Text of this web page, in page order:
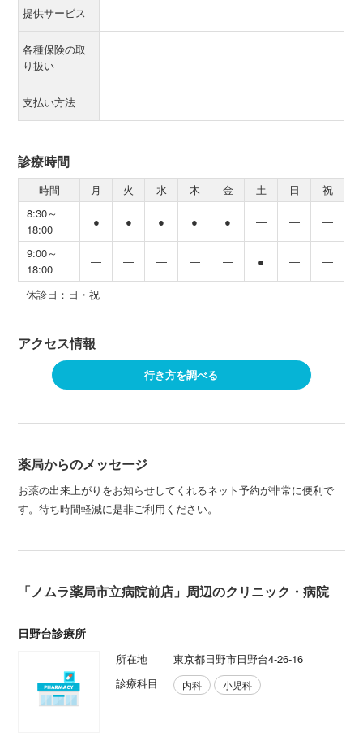
提供サービス
各種保険の取
り扱い
支払い方法
診療時間
時間 月 火 水 木 金 土 日
祝
8:30～
18:00
● ● ● ● ● ― ― ―
9:00～
18:00
― ― ― ― ― ● ― ―
休診日：日・祝
アクセス情報
行き方を調べる
薬局からのメッセージ
お薬の出来上がりをお知らせしてくれるネット予約が非常に便利で
す。待ち時間軽減に是非ご利用ください。
「ノムラ薬局市立病院前店」周辺のクリニック・病院
日野台診療所
所在地
東京都日野市日野台4-26-16
診療科目
内科 小児科